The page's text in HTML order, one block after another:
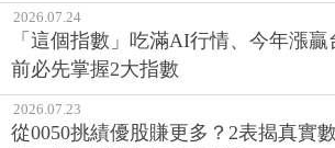
2026.07.24
「這個指數」吃滿AI行情、今年漲
前必先掌握2大指數
2026.07.23
從0050挑績優股賺更多？2表揭真實